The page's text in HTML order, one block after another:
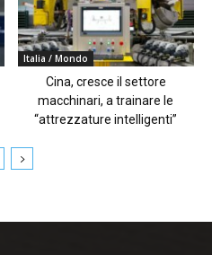
Italia / Mondo
Cina, cresce il settore
macchinari, a trainare le
“attrezzature intelligenti”